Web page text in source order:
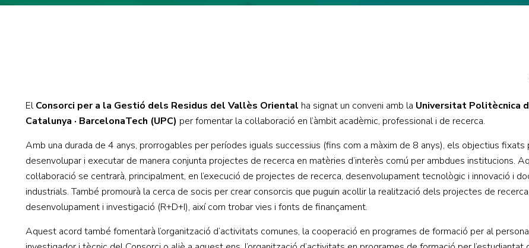
ElConsorci per a la Gestió dels Residus del Vallès Oriental ha signat un conveni amb la Universitat Politècnica
Catalunya · BarcelonaTech (UPC) per fomentar la col·laboració en l’àmbit acadèmic, professional i de recerca.
Amb una durada de 4 anys, prorrogables per períodes iguals successius (fins com a màxim de 8 anys), els objectius fixats
desenvolupar i executar de manera conjunta projectes de recerca en matèries d’interès comú per ambdues institucions.
col·laboració se centrarà, principalment, en l’execució de projectes de recerca, desenvolupament tecnològic i innovació i
industrials. També promourà la cerca de socis per crear consorcis que puguin acollir la realització dels projectes de recerca,
desenvolupament i investigació (R+D+I), així com trobar vies i fonts de finançament.
Aquest acord també fomentarà l’organització d’activitats comunes, la cooperació en programes de formació per al